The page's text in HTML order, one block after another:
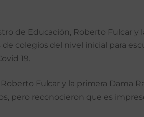
de Educación, Roberto Fulcar
colegios del nivel inicial para
19.
Fulcar y la primera Dama
pero reconocieron que es